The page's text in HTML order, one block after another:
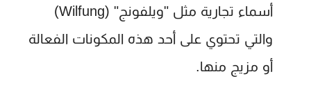
أسماء تجارية مثل "ويلفونج" (Wilfung)
والتي تحتوي على أحد هذه المكونات الفعالة
أو مزيج منها.